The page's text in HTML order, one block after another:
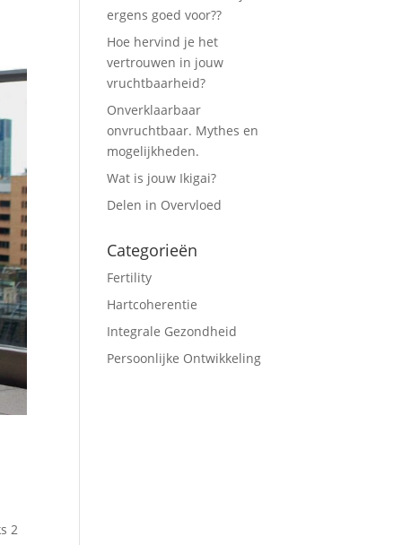
2
ergens goed voor??
Hoe hervind je het
vertrouwen in jouw
vruchtbaarheid?
Onverklaarbaar
onvruchtbaar. Mythes en
mogelijkheden.
Wat is jouw Ikigai?
Delen in Overvloed
Categorieën
Fertility
Hartcoherentie
Integrale Gezondheid
Persoonlijke Ontwikkeling